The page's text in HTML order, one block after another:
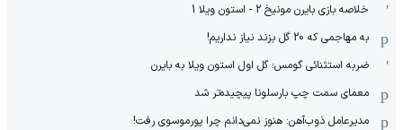
خلاصه بازی بایرن مونیخ 2 - استون ویلا 1
به مهاجمی که 20 گل بزند نیاز نداریم!
ضربه استثنائی گومس؛ گل اول استون ویلا به بایرن
معمای سمت چپ بارسلونا پیچیده‌تر شد
مدیرعامل ذوب‌آهن: هنوز نمی‌دانم چرا پورموسوی رفت!